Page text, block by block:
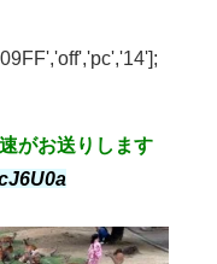
がお送りします